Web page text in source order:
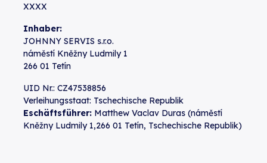
XXXX
Inhaber:
JOHNNY SERVIS s.r.o.
náměstí Kněžny Ludmily 1
266 01 Tetín
UID Nr.: CZ47538856
Verleihungsstaat: Tschechische Republik
Eschäftsführer: Matthew Vaclav Duras (náměstí
Kněžny Ludmily 1,266 01 Tetín, Tschechische Republik)